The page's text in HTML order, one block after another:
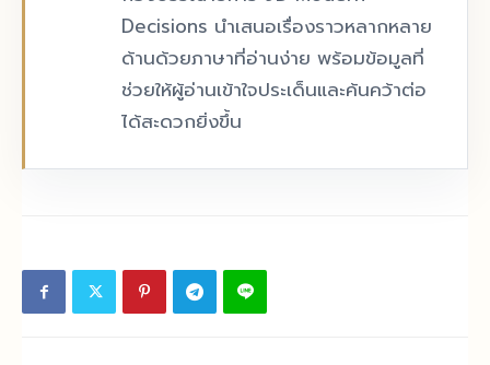
Decisions นำเสนอเรื่องราวหลากหลาย
ด้านด้วยภาษาที่อ่านง่าย พร้อมข้อมูลที่
ช่วยให้ผู้อ่านเข้าใจประเด็นและค้นคว้าต่อ
ได้สะดวกยิ่งขึ้น